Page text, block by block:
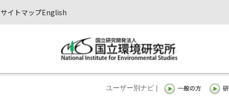
サイトマップEnglish
ユーザー別ナビ |